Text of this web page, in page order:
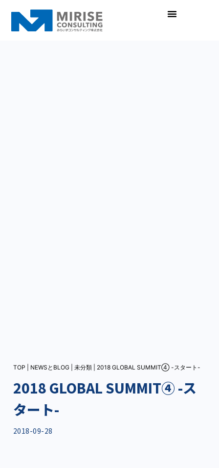
TOP NEWSとBLOG 未分類 2018 GLOBAL SUMMIT④ -スタート-
2018 GLOBAL SUMMIT④ -ス
タート-
2018-09-28